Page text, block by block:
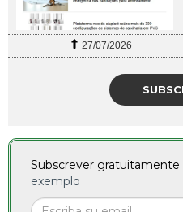
27/07/2026
Subscrever
exemplo